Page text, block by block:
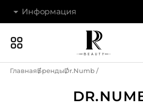
Информация
Наши магазины
О компании
ГлавнаяБрендыDr.Numb